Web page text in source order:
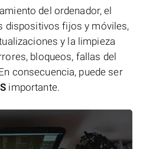
del ordenador, el
dispositivos fijos y móviles,
y la limpieza
bloqueos, fallas del
consecuencia, puede ser
importante.